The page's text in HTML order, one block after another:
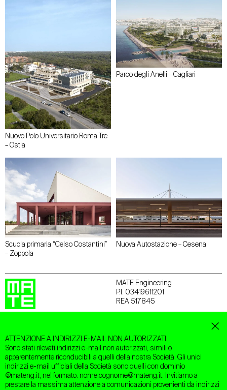
Nuovo Polo Universitario Roma Tre
– Ostia
Parco degli Anelli – Cagliari
Scuola primaria “Celso Costantini”
– Zoppola
Nuova Autostazione – Cesena
MATE Engineering
P.I. 03419611201
REA 517845
40122 Bologna (BO)
T +39.051.2912911
TREVISO
Via Treviso 18
31020 San Vendemiano (TV)
ATTENZIONE A INDIRIZZI E-MAIL NON AUTORIZZATI
Sono stati rilevati indirizzi e-mail non autorizzati, simili o
apparentemente riconducibili a quelli della nostra Società. Gli unici
indirizzi e-mail ufficiali della Società sono quelli con dominio
@mateng.it, nel formato: nome.cognome@mateng.it. Invitiamo a
prestare la massima attenzione a comunicazioni provenienti da indirizzi